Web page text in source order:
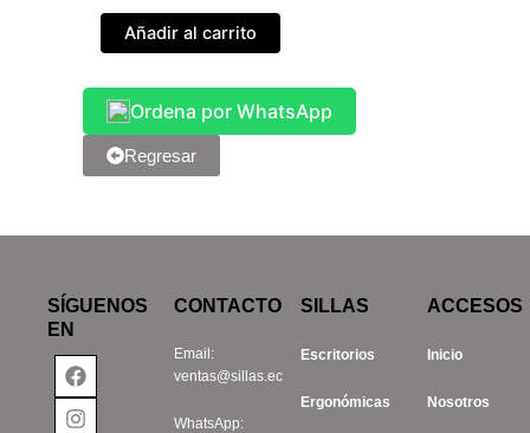
Ninfa
cantidadAñadir al carrito
Ordena por WhatsApp
Regresar
SÍGUENOS
EN
Facebook
Instagram
Tiktok
Linkedin
CONTACTO
Email:
ventas@sillas.ec
WhatsApp:
SILLAS
Escritorios
Ergonómicas
ACCESOS
Inicio
Nosotros